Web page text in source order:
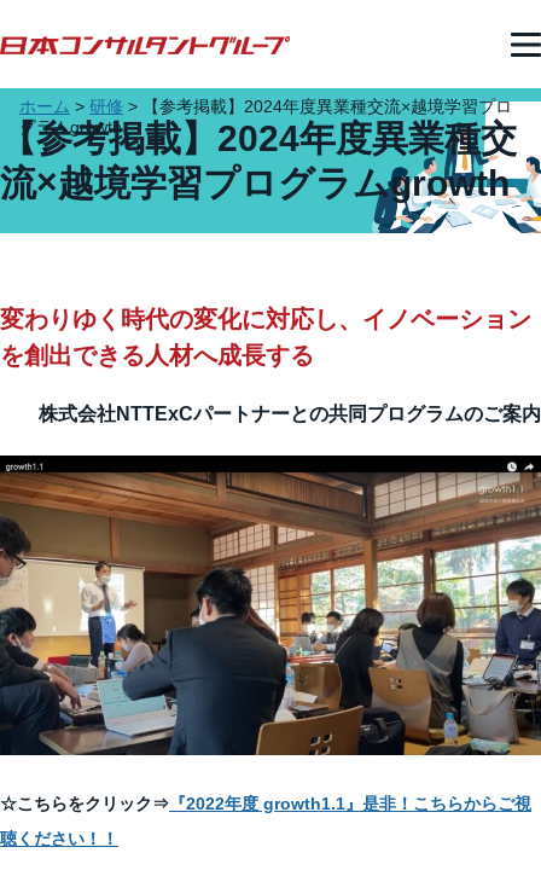
ホーム > 研修 >
【参考掲載】2024年度異業種交流×越境学習プロ
グラムgrowth
【参考掲載】2024年度異業種交
流×越境学習プログラムgrowth
変わりゆく時代の変化に対応し、イノベーション
を創出できる人材へ成長する
株式会社NTTExCパートナーとの共同プログラムのご案内
☆こちらをクリック⇒ 『2022年度 growth1.1』是非！こちらからご視
聴ください！！